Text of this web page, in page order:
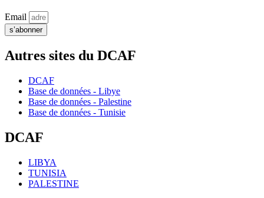
Email
s’abonner
Autres sites du DCAF
DCAF
Base de données - Libye
Base de données - Palestine
Base de données - Tunisie
DCAF
LIBYA
TUNISIA
PALESTINE